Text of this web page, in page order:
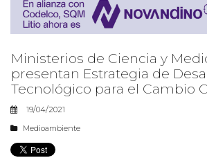
Ministerios de Ciencia y
presentan Estrategia de
Tecnológico para el Cambio
19/04/2021
Medioambiente